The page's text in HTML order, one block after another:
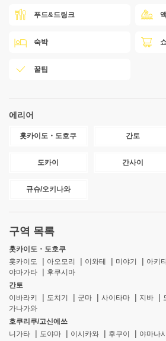
푸드&드링크
숙박
꿀팁
에리어
홋카이도・도호쿠 간토
도카이 간사이
규슈/오키나와
구역 목록
홋카이도・도호쿠
홋카이도
아오모리 이와테 미야기
아키
야마가타
후쿠시마
간토
이바라키
도치기 군마 사이타마 지바
가나가와
호쿠리쿠/고신에쓰
니가타
도야마 이시카와 후쿠이 야마나시